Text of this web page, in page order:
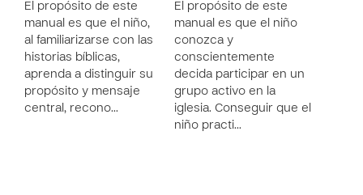
El propósito de este
manual es que el niño,
al familiarizarse con las
historias bíblicas,
aprenda a distinguir su
propósito y mensaje
central, recono…
El propósito de este
manual es que el niño
conozca y
conscientemente
decida participar en un
grupo activo en la
iglesia. Conseguir que el
niño practi…